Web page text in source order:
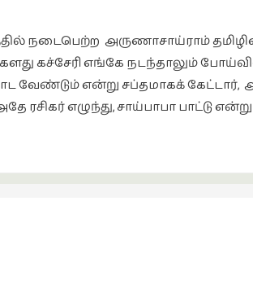
அருணாசாய்ராம்
கச்சேரி எங்கே நடந்தாலும்
பாட வேண்டும் என்று சப்தமாகக்
ரசிகர் எழுந்து, சாய்பாபா பாட்டு